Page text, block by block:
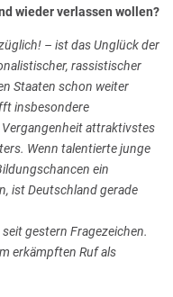
wieder verlassen wollen?
– ist das Unglück der
rassistischer
Staaten schon weiter
insbesondere
Vergangenheit attraktivstes
Wenn talentierte junge
ein
ist Deutschland gerade
gestern Fragezeichen.
erkämpften Ruf als